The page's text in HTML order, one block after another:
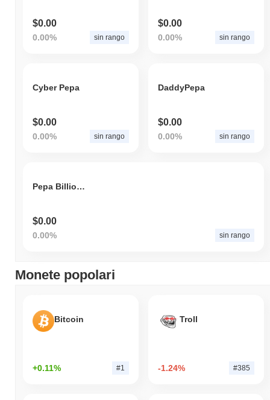
$0.00
0.00% sin rango
$0.00
0.00% sin rango
Cyber Pepa
$0.00
0.00% sin rango
DaddyPepa
$0.00
0.00% sin rango
Pepa Billionaire
$0.00
0.00% sin rango
Monete popolari
Bitcoin
+0.11% #1
Troll
-1.24% #385